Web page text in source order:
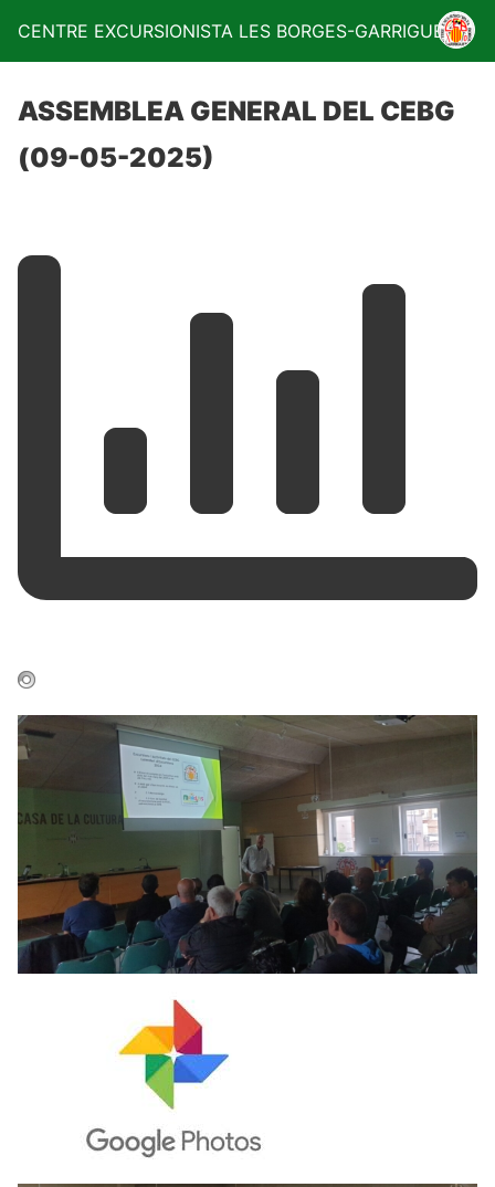
CENTRE EXCURSIONISTA LES BORGES-GARRIGUES
ASSEMBLEA GENERAL DEL CEBG
(09-05-2025)